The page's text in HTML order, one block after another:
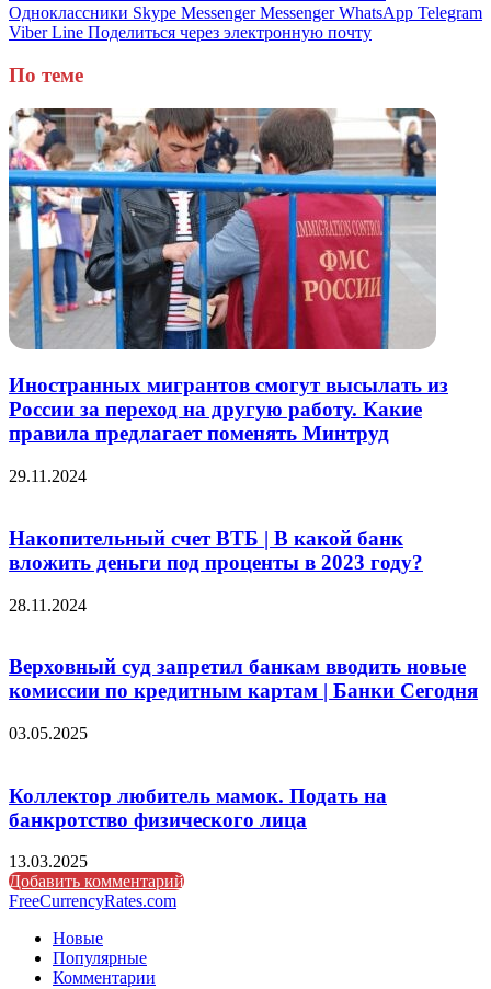
Одноклассники Skype Messenger Messenger WhatsApp Telegram
Viber Line Поделиться через электронную почту
По теме
Иностранных мигрантов смогут высылать из
России за переход на другую работу. Какие
правила предлагает поменять Минтруд
29.11.2024
Накопительный счет ВТБ | В какой банк
вложить деньги под проценты в 2023 году?
28.11.2024
Верховный суд запретил банкам вводить новые
комиссии по кредитным картам | Банки Сегодня
03.05.2025
Коллектор любитель мамок. Подать на
банкротство физического лица
13.03.2025
Добавить комментарий
FreeCurrencyRates.com
Новые
Популярные
Комментарии